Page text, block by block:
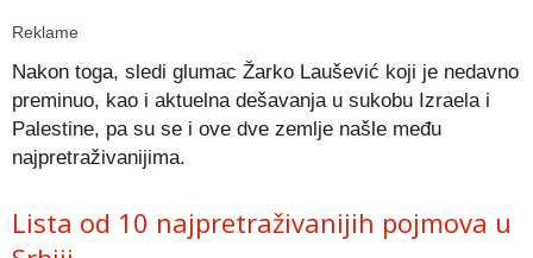
Reklame
Nakon toga, sledi glumac Žarko Laušević koji je nedavno
preminuo, kao i aktuelna dešavanja u sukobu Izraela i
Palestine, pa su se i ove dve zemlje našle među
najpretraživanijima.
Lista od 10 najpretraživanijih pojmova u